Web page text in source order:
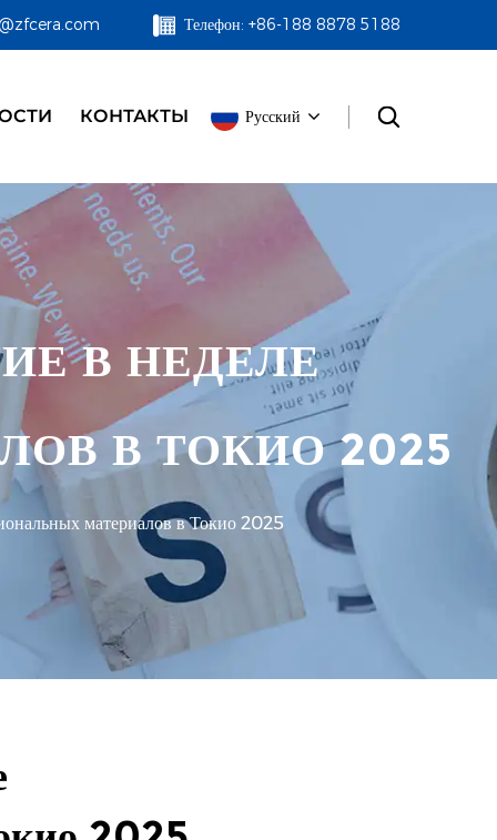
Телефон: +86-188 8878 5188
КОНТАКТЫ Русский
В НЕДЕЛЕ
В ТОКИО 2025
материалов в Токио 2025